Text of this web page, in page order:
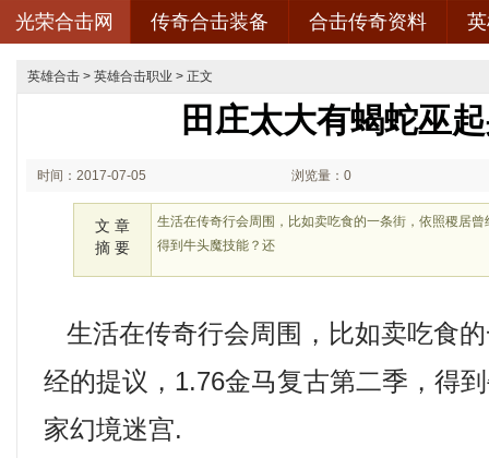
光荣合击网 传奇合击装备 合击传奇资料
英雄合击 > 英雄合击职业 > 正文
田庄太大有蝎蛇巫
时间：2017-07-05 浏览量：0
文 章
摘 要
生活在传奇行会周围，比如卖吃食的一条街，依照稷居
得到牛头魔技能？还
生活在传奇行会周围，比如卖吃食
经的提议，1.76金马复古第二季，得
家幻境迷宫.